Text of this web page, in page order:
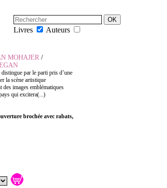
Livres Auteurs
MOHAJER /
par le parti pris d’une
la scène artistique
des images emblématiques
qui excitera(...)
brochée avec rabats,